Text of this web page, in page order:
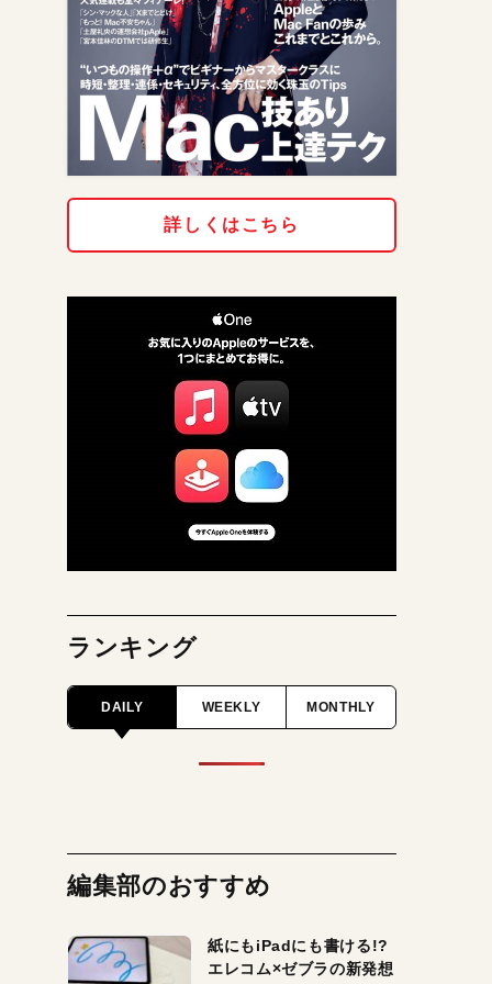
詳しくはこちら
ランキング
DAILY WEEKLY MONTHLY
編集部のおすすめ
紙にもiPadにも書ける!?
エレコム×ゼブラの新発想